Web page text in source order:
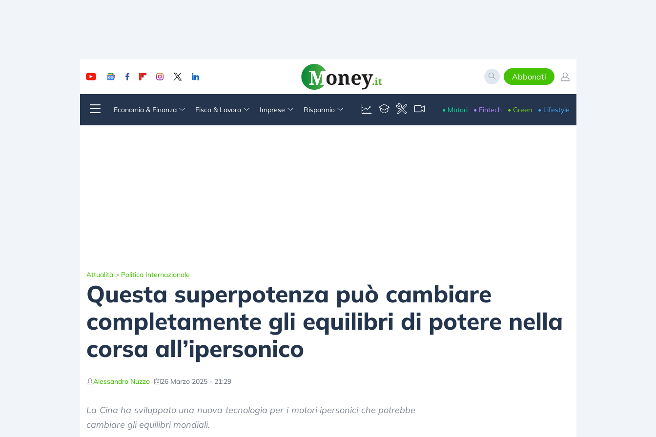
Abbonati
Economia & Finanza Fisco & Lavoro Imprese Risparmio • Motori • Fintech • Green • Lifestyle
Attualità > Politica Internazionale
Questa superpotenza può cambiare
completamente gli equilibri di potere nella
corsa all’ipersonico
Alessandro Nuzzo 26 Marzo 2025 - 21:29
La Cina ha sviluppato una nuova tecnologia per i motori ipersonici che potrebbe
cambiare gli equilibri mondiali.